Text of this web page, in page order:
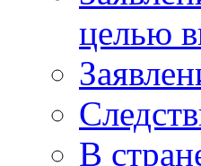
целью
В